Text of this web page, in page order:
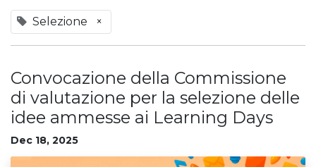
Selezione ×
Convocazione della Commissione
di valutazione per la selezione delle
idee ammesse ai Learning Days
Dec 18, 2025